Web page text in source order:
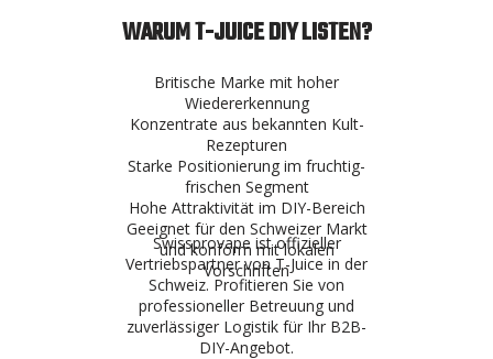
WARUM T-JUICE DIY LISTEN?
Britische Marke mit hoher
Wiedererkennung
Konzentrate aus bekannten Kult-
Rezepturen
Starke Positionierung im fruchtig-
frischen Segment
Hohe Attraktivität im DIY-Bereich
Geeignet für den Schweizer Markt
und konform mit lokalen
Vorschriften
Swissprovape ist offizieller
Vertriebspartner von T-Juice in der
Schweiz. Profitieren Sie von
professioneller Betreuung und
zuverlässiger Logistik für Ihr B2B-
DIY-Angebot.